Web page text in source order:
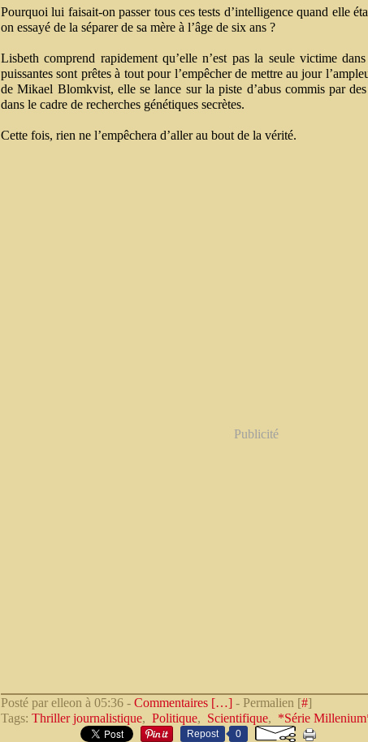
Pourquoi lui faisait-on passer tous ces tests d’intelligence quand elle
on essayé de la séparer de sa mère à l’âge de six ans ?
Lisbeth comprend rapidement qu’elle n’est pas la seule victime
puissantes sont prêtes à tout pour l’empêcher de mettre au jour
de Mikael Blomkvist, elle se lance sur la piste d’abus commis par
dans le cadre de recherches génétiques secrètes.
Cette fois, rien ne l’empêchera d’aller au bout de la vérité.
Publicité
Posté par elleon à 05:36 - Commentaires […] - Permalien [#]
Tags: Thriller journalistique, Politique, Scientifique, *Série
Repost 0